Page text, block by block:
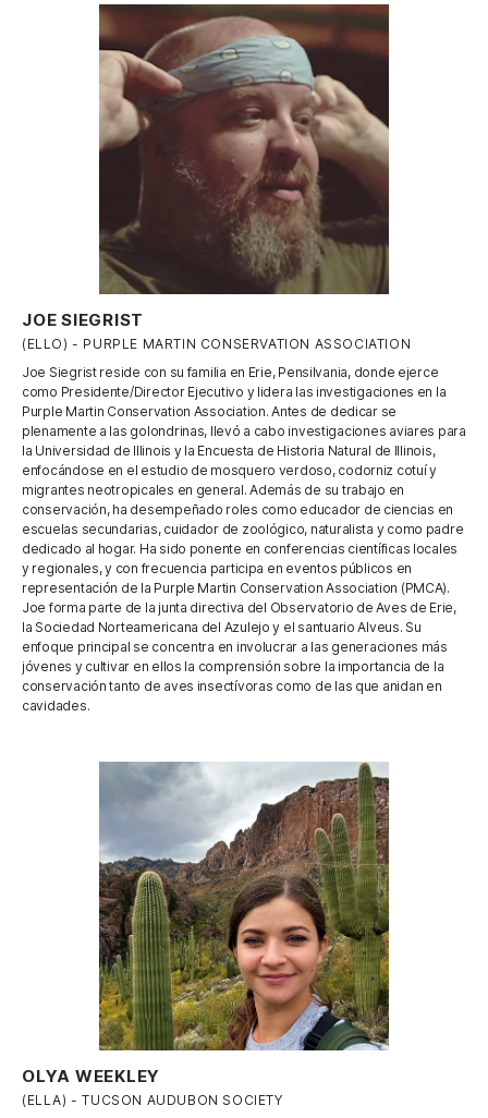
JOE SIEGRIST
(ELLO) - PURPLE MARTIN CONSERVATION ASSOCIATION
Joe Siegrist reside con su familia en Erie, Pensilvania, donde ejerce
como Presidente/Director Ejecutivo y lidera las investigaciones en la
Purple Martin Conservation Association. Antes de dedicar se
plenamente a las golondrinas, llevó a cabo investigaciones aviares para
la Universidad de Illinois y la Encuesta de Historia Natural de Illinois,
enfocándose en el estudio de mosquero verdoso​, codorniz cotuí y
migrantes neotropicales en general. Además de su trabajo en
conservación, ha desempeñado roles como educador de ciencias en
escuelas secundarias, cuidador de zoológico, naturalista y como padre
dedicado al hogar. Ha sido ponente en conferencias científicas locales
y regionales, y con frecuencia participa en eventos públicos en
representación de la Purple Martin Conservation Association (PMCA).
Joe forma parte de la junta directiva del Observatorio de Aves de Erie,
la Sociedad Norteamericana del Azulejo y el santuario Alveus. Su
enfoque principal se concentra en involucrar a las generaciones más
jóvenes y cultivar en ellos la comprensión sobre la importancia de la
conservación tanto de aves insectívoras como de las que anidan en
cavidades.
OLYA WEEKLEY
(ELLA) - TUCSON AUDUBON SOCIETY